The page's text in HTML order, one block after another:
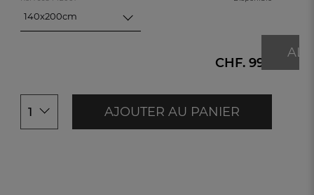
140x200cm
CHF. 99.-
1 AJOUTER AU PANIER